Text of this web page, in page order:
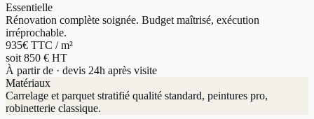
Essentielle
Rénovation complète soignée. Budget maîtrisé, exécution
irréprochable.
935€ TTC / m²
soit 850 € HT
À partir de · devis 24h après visite
Matériaux
Carrelage et parquet stratifié qualité standard, peintures pro,
robinetterie classique.